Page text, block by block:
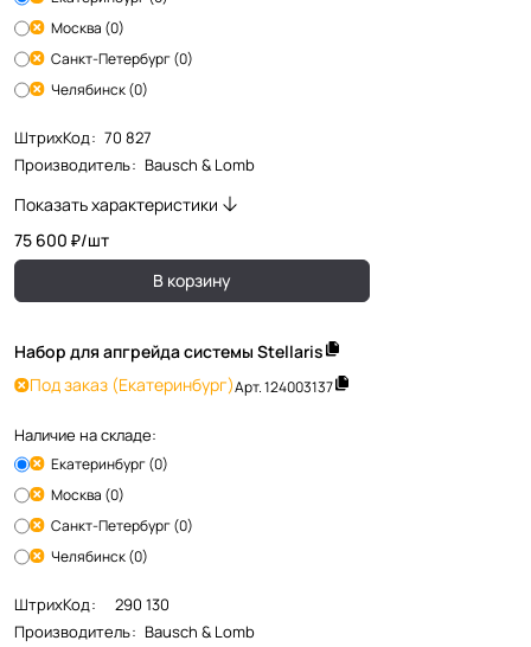
Москва (0)
Санкт-Петербург (0)
Челябинск (0)
ШтрихКод: 70 827
Производитель: Bausch & Lomb
Показать характеристики
75 600 ₽/шт
В корзину
Набор для апгрейда системы Stellaris
Под заказ (Екатеринбург)Арт.124003137
Наличие на складе:
Екатеринбург (0)
Москва (0)
Санкт-Петербург (0)
Челябинск (0)
ШтрихКод:
290 130
Производитель: Bausch & Lomb